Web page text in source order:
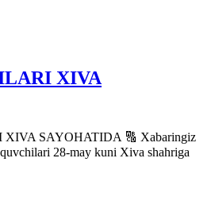
XIVA
XIVA SAYOHATIDA 🔠 Xabaringiz
28-may kuni Xiva shahriga